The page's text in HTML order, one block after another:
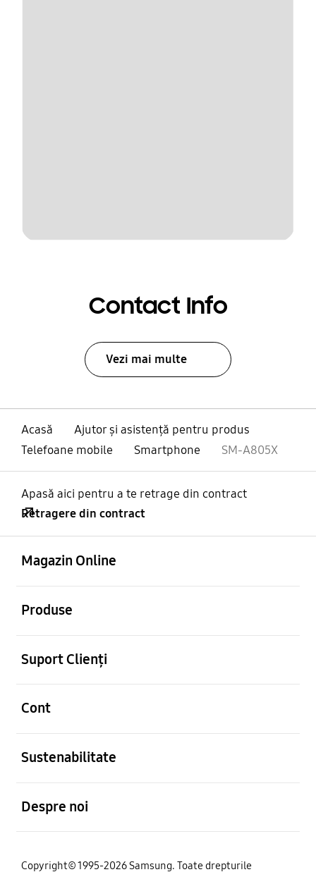
Contact Info
Vezi mai multe
Acasă
Ajutor și asistență pentru produs
Telefoane mobile
Smartphone SM-A805X
Apasă aici pentru a te retrage din contract
Retragere din contract
Magazin Online
Produse
Suport Clienți
Cont
Sustenabilitate
Despre noi
Copyright© 1995-2026 Samsung. Toate drepturile